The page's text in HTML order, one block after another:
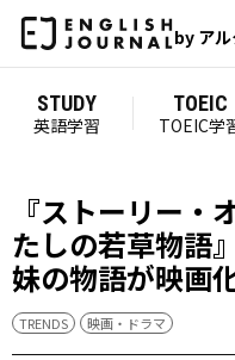
by アル
STUDY
英語学習
TOEIC
TOEIC学
『ストーリー・
たしの若草物語
妹の物語が映画
TRENDS 映画・ドラマ